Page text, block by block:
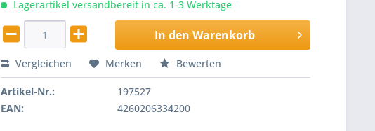
Lagerartikel versandbereit in ca. 1-3 Werktage
In den Warenkorb
Vergleichen Merken Bewerten
Artikel-Nr.:
197527
EAN:
4260206334200